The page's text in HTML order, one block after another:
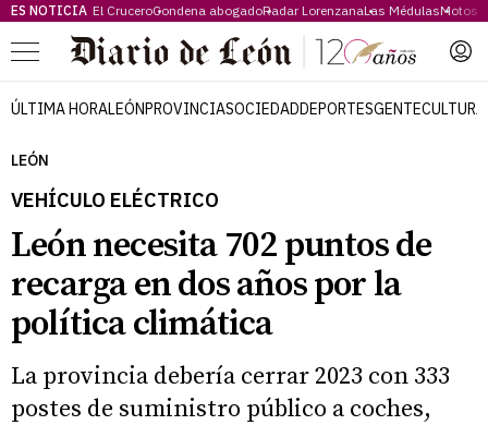
ES NOTICIA El CruceroCondena abogadoRadar LorenzanaLas MédulasMotos
Menú
ÚLTIMA HORALEÓNPROVINCIASOCIEDADDEPORTESGENTECULTURA
LEÓN
VEHÍCULO ELÉCTRICO
León necesita 702 puntos de
recarga en dos años por la
política climática
La provincia debería cerrar 2023 con 333
postes de suministro público a coches,